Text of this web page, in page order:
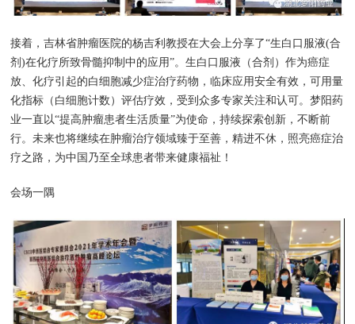
接着，吉林省肿瘤医院的杨吉利教授在大会上分享了“生白口服液(合
剂)在化疗所致骨髓抑制中的应用”。生白口服液（合剂）作为癌症
放、化疗引起的白细胞减少症治疗药物，临床应用安全有效，可用量
化指标（白细胞计数）评估疗效，受到众多专家关注和认可。梦阳药
业一直以“提高肿瘤患者生活质量”为使命，持续探索创新，不断前
行。未来也将继续在肿瘤治疗领域臻于至善，精进不休，照亮癌症治
疗之路，为中国乃至全球患者带来健康福祉！
会场一隅